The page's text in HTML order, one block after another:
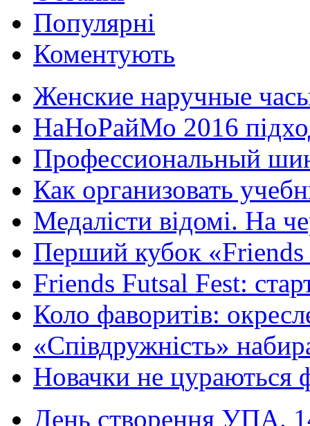
Популярні
Коментують
Женские наручные
НаНоРайМо 2016
Профессиональный
Как организовать
Медалісти відомі. На
Перший кубок «Friends
Friends Futsal Fest:
Коло фаворитів:
«Співдружність»
Новачки не цураються
День створення УПА.